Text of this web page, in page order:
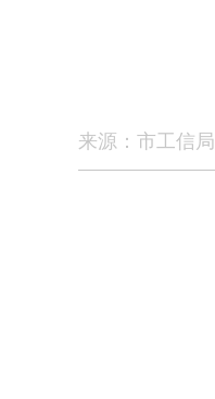
来源：市工信局